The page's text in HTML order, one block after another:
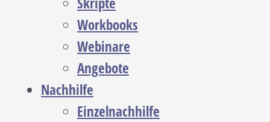
Workbooks
Webinare
Angebote
Nachhilfe
Einzelnachhilfe